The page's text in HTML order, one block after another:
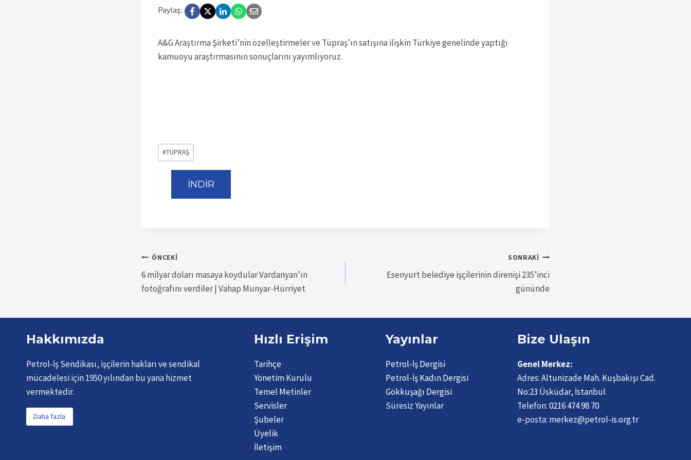
Paylaş:
A&G Araştırma Şirketi’nin özelleştirmeler ve Tüpraş’ın satışına ilişkin Türkiye genelinde yaptığı
kamuoyu araştırmasının sonuçlarını yayımlıyoruz.
Post
Tags:
#TÜPRAŞ
İNDİR
Yazı
gezinmesi
ÖNCEKI
6 milyar doları masaya koydular Vardanyan’ın
fotoğrafını verdiler | Vahap Munyar-Hürriyet
SONRAKI
Esenyurt belediye işçilerinin direnişi 235’inci
gününde
Hakkımızda
Petrol-İş Sendikası, işçilerin hakları ve sendikal
mücadelesi için 1950 yılından bu yana hizmet
vermektedir.
Daha fazla
Hızlı Erişim
Tarihçe
Yönetim Kurulu
Temel Metinler
Servisler
Şubeler
Üyelik
İletişim
Yayınlar
Petrol-İş Dergisi
Petrol-İş Kadın Dergisi
Gökkuşağı Dergisi
Süresiz Yayınlar
Bize Ulaşın
Genel Merkez:
Adres:Altunizade Mah. Kuşbakışı Cad.
No:23 Üsküdar, İstanbul
Telefon:0216 474 98 70
e-posta: merkez@petrol-is.org.tr